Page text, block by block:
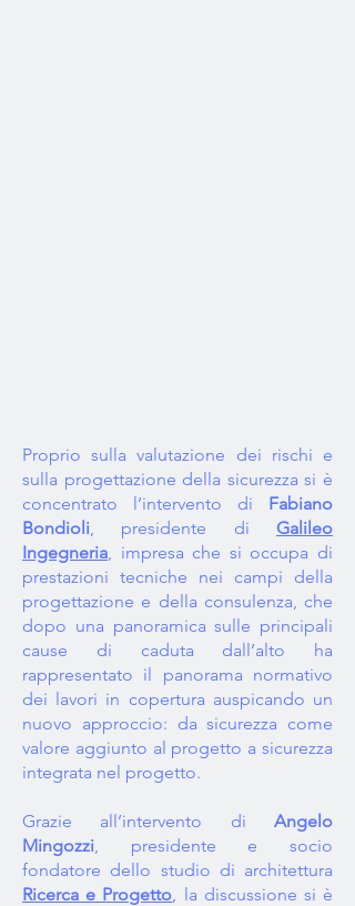
Proprio sulla valutazione dei rischi e
sulla progettazione della sicurezza si è
concentrato l’intervento di Fabiano
Bondioli, presidente di Galileo
Ingegneria, impresa che si occupa di
prestazioni tecniche nei campi della
progettazione e della consulenza, che
dopo una panoramica sulle principali
cause di caduta dall’alto ha
rappresentato il panorama normativo
dei lavori in copertura auspicando un
nuovo approccio: da sicurezza come
valore aggiunto al progetto a sicurezza
integrata nel progetto.
Grazie all’intervento di Angelo
Mingozzi, presidente e socio
fondatore dello studio di architettura
Ricerca e Progetto, la discussione si è